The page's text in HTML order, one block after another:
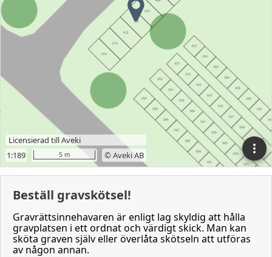
Beställ gravskötsel!
Gravrättsinnehavaren är enligt lag skyldig att hålla
gravplatsen i ett ordnat och värdigt skick. Man kan
sköta graven själv eller överlåta skötseln att utföras
av någon annan.